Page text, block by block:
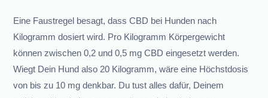
Eine Faustregel besagt, dass CBD bei Hunden nach
Kilogramm dosiert wird. Pro Kilogramm Körpergewicht
können zwischen 0,2 und 0,5 mg CBD eingesetzt werden.
Wiegt Dein Hund also 20 Kilogramm, wäre eine Höchstdosis
von bis zu 10 mg denkbar. Du tust alles dafür, Deinem